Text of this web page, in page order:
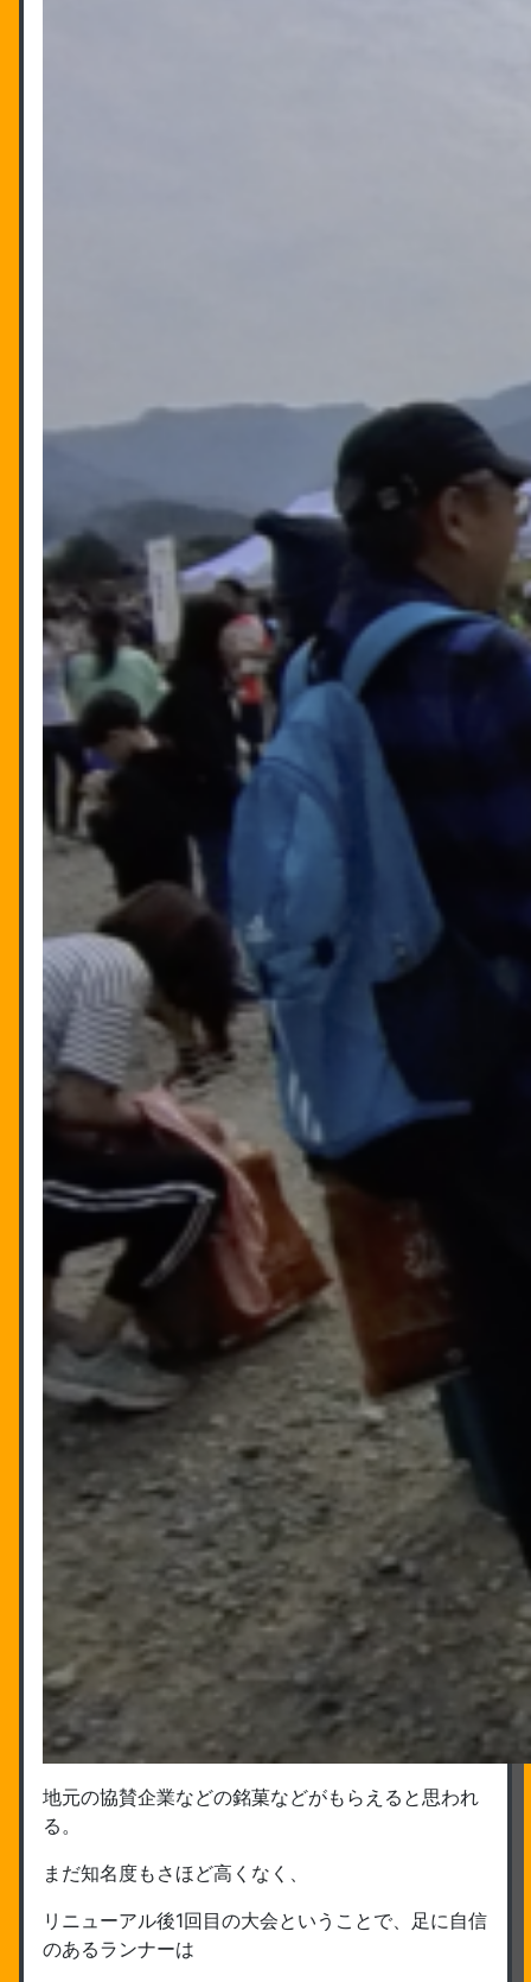
地元の協賛企業などの銘菓などがもらえると思われ
る。
まだ知名度もさほど高くなく、
リニューアル後1回目の大会ということで、足に自信
のあるランナーは